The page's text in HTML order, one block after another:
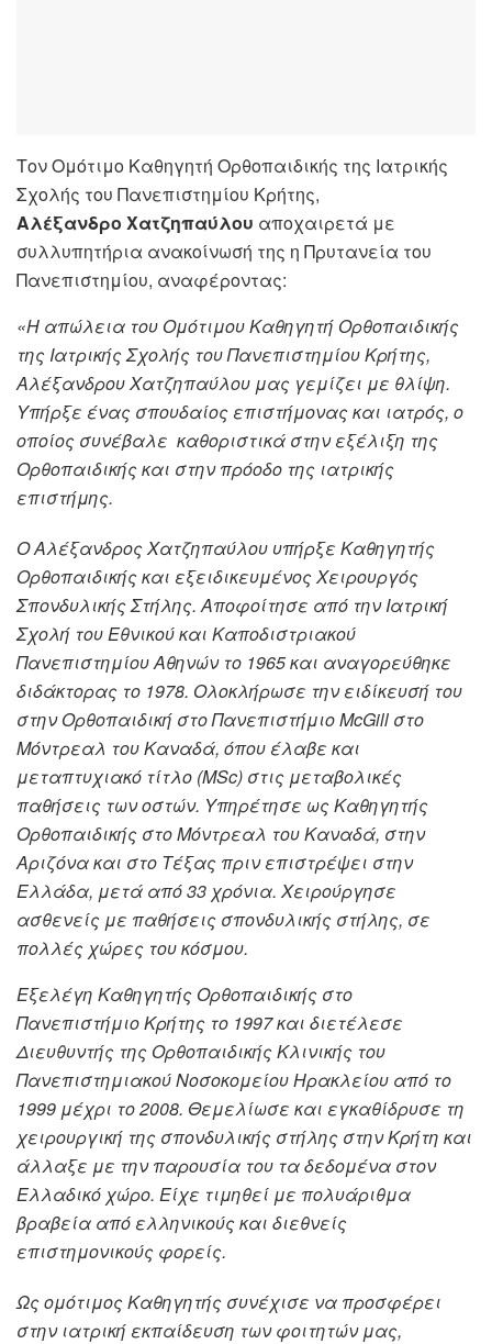
Τον Ομότιμο Καθηγητή Ορθοπαιδικής της Ιατρικής
Σχολής του Πανεπιστημίου Κρήτης,
Αλέξανδρο Χατζηπαύλου αποχαιρετά με
συλλυπητήρια ανακοίνωσή της η Πρυτανεία του
Πανεπιστημίου, αναφέροντας:
«Η απώλεια του Ομότιμου Καθηγητή Ορθοπαιδικής
της Ιατρικής Σχολής του Πανεπιστημίου Κρήτης,
Αλέξανδρου Χατζηπαύλου μας γεμίζει με θλίψη.
Υπήρξε ένας σπουδαίος επιστήμονας και ιατρός, ο
οποίος συνέβαλε καθοριστικά στην εξέλιξη της
Ορθοπαιδικής και στην πρόοδο της ιατρικής
επιστήμης.
Ο Αλέξανδρος Χατζηπαύλου υπήρξε Καθηγητής
Ορθοπαιδικής και εξειδικευμένος Χειρουργός
Σπονδυλικής Στήλης. Αποφοίτησε από την Ιατρική
Σχολή του Εθνικού και Καποδιστριακού
Πανεπιστημίου Αθηνών το 1965 και αναγορεύθηκε
διδάκτορας το 1978. Ολοκλήρωσε την ειδίκευσή του
στην Ορθοπαιδική στο Πανεπιστήμιο McGill στο
Μόντρεαλ του Καναδά, όπου έλαβε και
μεταπτυχιακό τίτλο (MSc) στις μεταβολικές
παθήσεις των οστών. Υπηρέτησε ως Καθηγητής
Ορθοπαιδικής στο Μόντρεαλ του Καναδά, στην
Αριζόνα και στο Τέξας πριν επιστρέψει στην
Ελλάδα, μετά από 33 χρόνια. Χειρούργησε
ασθενείς με παθήσεις σπονδυλικής στήλης, σε
πολλές χώρες του κόσμου.
Εξελέγη Καθηγητής Ορθοπαιδικής στο
Πανεπιστήμιο Κρήτης το 1997 και διετέλεσε
Διευθυντής της Ορθοπαιδικής Κλινικής του
Πανεπιστημιακού Νοσοκομείου Ηρακλείου από το
1999 μέχρι το 2008. Θεμελίωσε και εγκαθίδρυσε τη
χειρουργική της σπονδυλικής στήλης στην Κρήτη και
άλλαξε με την παρουσία του τα δεδομένα στον
Ελλαδικό χώρο. Είχε τιμηθεί με πολυάριθμα
βραβεία από ελληνικούς και διεθνείς
επιστημονικούς φορείς.
Ως ομότιμος Καθηγητής συνέχισε να προσφέρει
στην ιατρική εκπαίδευση των φοιτητών μας,